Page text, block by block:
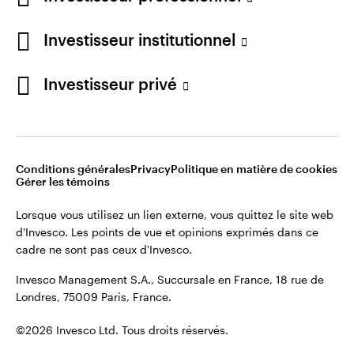
Investisseur institutionnel
Investisseur privé
Conditions généralesPrivacyPolitique en matière de cookies
Gérer les témoins
Lorsque vous utilisez un lien externe, vous quittez le site web
d'Invesco. Les points de vue et opinions exprimés dans ce
cadre ne sont pas ceux d'Invesco.
Invesco Management S.A., Succursale en France, 18 rue de
Londres, 75009 Paris, France.
©2026 Invesco Ltd. Tous droits réservés.